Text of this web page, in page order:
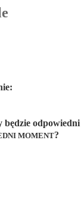
będzie odpowiedni
MOMENT?